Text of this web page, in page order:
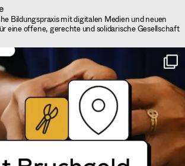
Bildungspraxis mit digitalen Medien und neuen
eine offene, gerechte und solidarische Gesellschaft